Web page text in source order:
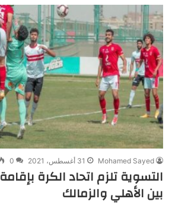
Mohamed Sayed 31 أغسطس، 2021 0
التسوية تلزم اتحاد الكرة
بين الأهلي والزمالك